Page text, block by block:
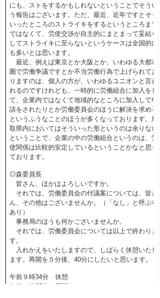
にも、ストをするかもしれないということでそうい
う報告はございます。ただ、最近、近年ですとそう
いったところのストライキをするというところまで
ではなくて、労使交渉が自主的にまとまって妥結を
してストライキに至らないというケースは全国的に
も多いとは思います。
最近、例えば東京とか大阪とか、いわゆる大都市
圏で労働争議ですとか不当労働行為で上げられてお
りますのは、個人の方が、いわゆるユニオンと言わ
れるのですけれども、一時的に労働組合に加入をし
て、企業内ではなくて地域的なところに加入して申
請をされたりとか労働委員会のほうに解決を求める
というふうなことのほうが多くなっております。鳥
取県内においてはそういった形というのは余りない
ということで、企業の中の労働組合というのは、労
使関係は比較的安定しているということかなと思っ
ております。
◎森委員長
皆さん、ほかはよろしいですか。
それでは、労働委員会の付議案については、皆さ
ん、その他はございませんか。（「なし」と呼ぶ者
あり）
事務局のほうも何かございませんか。
それでは、労働委員会については以上で終わりま
す。
入れかえをいたしますので、しばらく休憩いたし
ます。再開を５分後、40分にしたいと思います。
午前９時34分 休憩
午前９時37分 再開